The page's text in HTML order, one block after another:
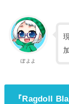
ぽよよ
『Ragdoll